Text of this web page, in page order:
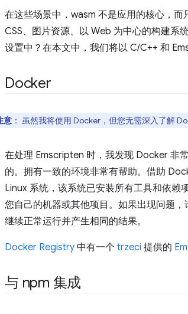
在这些场景中，wasm 不是应用的核心，而
CSS、图片资源、以 Web 为中心的构建系
设置中？在本文中，我们将以 C/C++ 和
Docker
意 ： 虽然我将使用 Docker，但您无需深入了解
在处理 Emscripten 时，我发现 Docker 非
的。拥有一致的环境非常有帮助。借助
Linux 系统，该系统已安装所有工具和依赖
您自己的机器或其他项目。如果出现问题
继续正常运行并产生相同的结果。
Docker Registry 中有一个 trzeci 提供的
与 npm 集成